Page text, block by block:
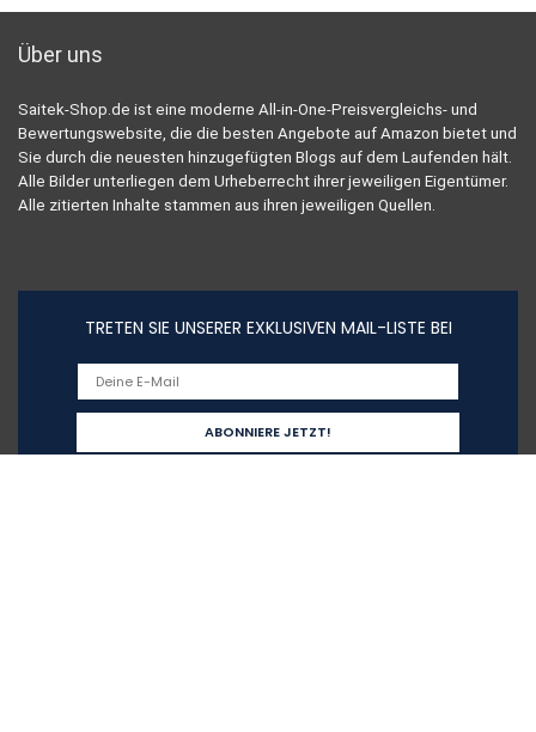
Über uns
Saitek-Shop.de ist eine moderne All-in-One-Preisvergleichs- und
Bewertungswebsite, die die besten Angebote auf Amazon bietet und
Sie durch die neuesten hinzugefügten Blogs auf dem Laufenden hält.
Alle Bilder unterliegen dem Urheberrecht ihrer jeweiligen Eigentümer.
Alle zitierten Inhalte stammen aus ihren jeweiligen Quellen.
TRETEN SIE UNSERER EXKLUSIVEN MAIL-LISTE BEI